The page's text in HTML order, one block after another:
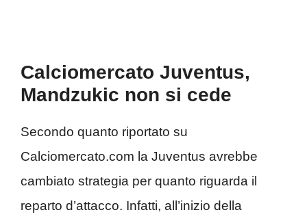
Calciomercato Juventus,
Mandzukic non si cede
Secondo quanto riportato su
Calciomercato.com la Juventus avrebbe
cambiato strategia per quanto riguarda il
reparto d’attacco. Infatti, all’inizio della